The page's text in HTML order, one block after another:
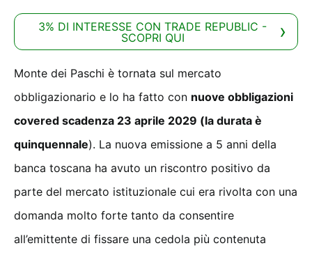
3% DI INTERESSE CON TRADE REPUBLIC -
SCOPRI QUI
Monte dei Paschi è tornata sul mercato
obbligazionario e lo ha fatto con nuove obbligazioni
covered scadenza 23 aprile 2029 (la durata è
quinquennale). La nuova emissione a 5 anni della
banca toscana ha avuto un riscontro positivo da
parte del mercato istituzionale cui era rivolta con una
domanda molto forte tanto da consentire
all’emittente di fissare una cedola più contenuta